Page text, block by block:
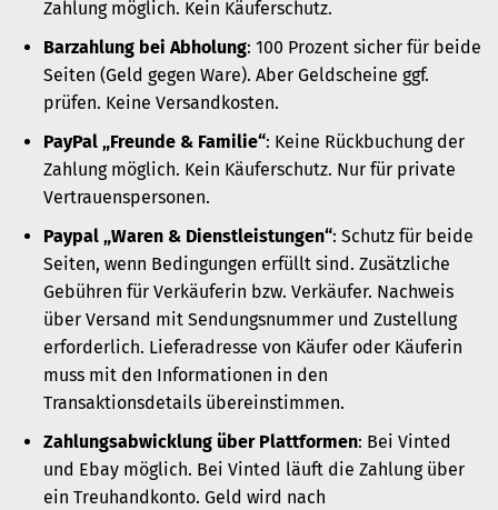
Zahlung möglich. Kein Käuferschutz.
Barzahlung bei Abholung: 100 Prozent sicher für beide
Seiten (Geld gegen Ware). Aber Geldscheine ggf.
prüfen. Keine Versandkosten.
PayPal „Freunde & Familie“: Keine Rückbuchung der
Zahlung möglich. Kein Käuferschutz. Nur für private
Vertrauenspersonen.
Paypal „Waren & Dienstleistungen“: Schutz für beide
Seiten, wenn Bedingungen erfüllt sind. Zusätzliche
Gebühren für Verkäuferin bzw. Verkäufer. Nachweis
über Versand mit Sendungsnummer und Zustellung
erforderlich. Lieferadresse von Käufer oder Käuferin
muss mit den Informationen in den
Transaktionsdetails übereinstimmen.
Zahlungsabwicklung über Plattformen: Bei Vinted
und Ebay möglich. Bei Vinted läuft die Zahlung über
ein Treuhandkonto. Geld wird nach